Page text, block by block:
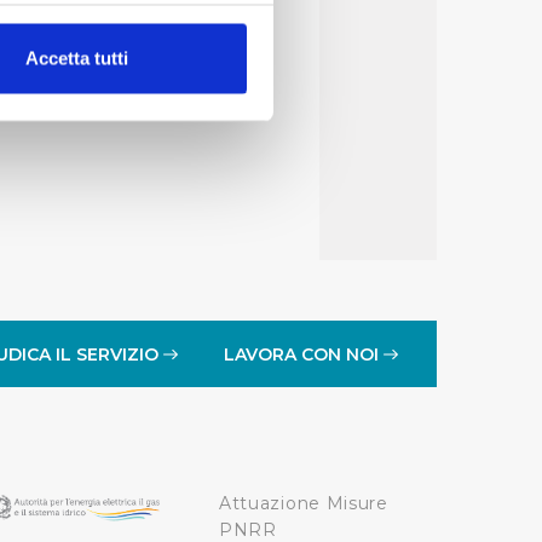
(impronte
che l’Utente ha fornito
i singoli cookie
Accetta tutti
IL SERVIZIO LAVORA CON NOI
Attuazione Misure
PNRR